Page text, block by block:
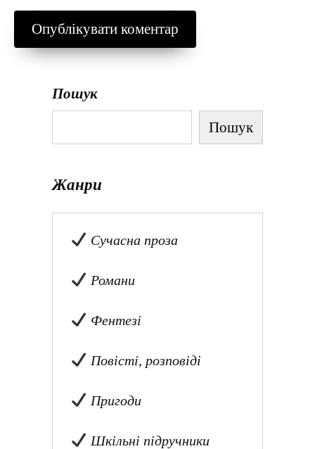
Пошук
Пошук
Жанри
Сучасна проза
Романи
Фентезі
Повісті, розповіді
Пригоди
Шкільні підручники